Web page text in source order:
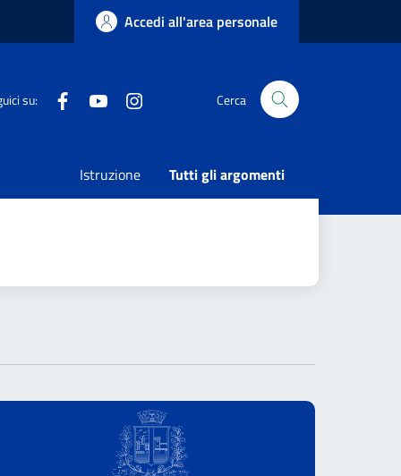
Accedi all'area personale
su: FacebookYoutube Cerca
Istruzione Tutti gli argomenti